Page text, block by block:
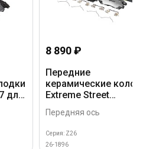
для
8 890 ₽
Передние
керамические колодки
Extreme Street
Performance Z26 для
Cadillac XT5 2016+, XT6
2019+, Chevrolet Blazer
2018+, Traverse 2017+
Передняя ось
Серия: Z26
26-1896